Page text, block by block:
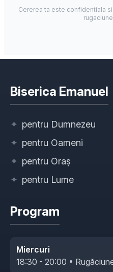
Cererea ta este confidentiala
Biserica Emanuel
✦ pentru Dumnezeu
✦ pentru Oameni
✦ pentru Oraș
✦ pentru Lume
Program
Miercuri
18:30 - 20:00 •